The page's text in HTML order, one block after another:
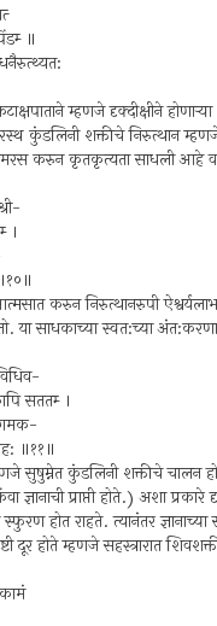
॥
म्हणजे दृक्‍दीक्षीने
कुंडलिनी शक्तीचे निरुत्थान
करुन कृतकृत्यता साधली आहे व
।
करुन निरुत्थानरुपी
या साधकाच्या स्वत:च्या
सततम्‍ ।
॥११॥
सुषुम्नेत कुंडलिनी शक्तीचे चालन
ज्ञानाची प्राप्ती होते.) अशा
होत राहते. त्यानंतर
दूर होते म्हणजे सहस्त्रारात